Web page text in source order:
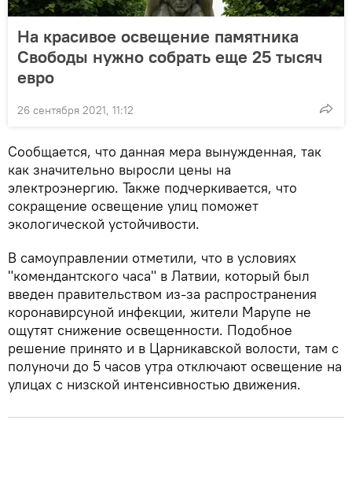
На красивое освещение памятника
Свободы нужно собрать еще 25 тысяч
евро
26 сентября 2021, 11:12
Сообщается, что данная мера вынужденная, так
как значительно выросли цены на
электроэнергию. Также подчеркивается, что
сокращение освещение улиц поможет
экологической устойчивости.
В самоуправлении отметили, что в условиях
"комендантского часа" в Латвии, который был
введен правительством из-за распространения
коронавирсуной инфекции, жители Марупе не
ощутят снижение освещенности. Подобное
решение принято и в Царникавской волости, там с
полуночи до 5 часов утра отключают освещение на
улицах с низской интенсивностью движения.